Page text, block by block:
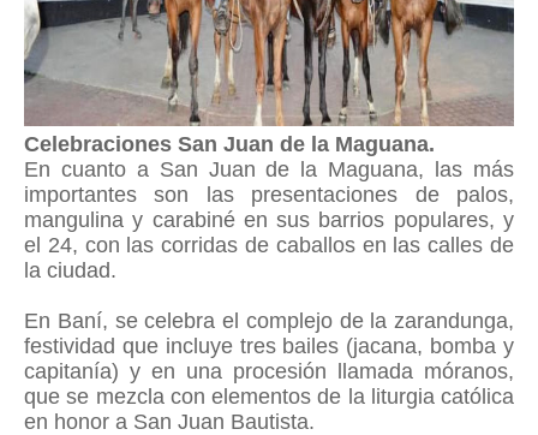
Celebraciones San Juan de la Maguana.
En cuanto a San Juan de la Maguana, las más
importantes son las presentaciones de palos,
mangulina y carabiné en sus barrios populares, y
el 24, con las corridas de caballos en las calles de
la ciudad.
En Baní, se celebra el complejo de la zarandunga,
festividad que incluye tres bailes (jacana, bomba y
capitanía) y en una procesión llamada móranos,
que se mezcla con elementos de la liturgia católica
en honor a San Juan Bautista.